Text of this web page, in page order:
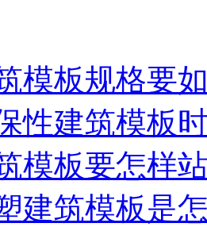
模板规格要
性建筑模板
模板要怎样
建筑模板是